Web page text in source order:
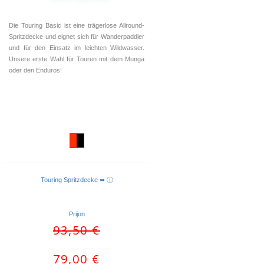
Die Touring Basic ist eine trägerlose Allround-
Spritzdecke und eignet sich für Wanderpaddler
und für den Einsatz im leichten Wildwasser.
Unsere erste Wahl für Touren mit dem Munga
oder den Enduros!
AUSFÜHRUNG WÄHLEN
Touring Spritzdecke ➥ ⓘ
Prijon
93,50€
79,00 €